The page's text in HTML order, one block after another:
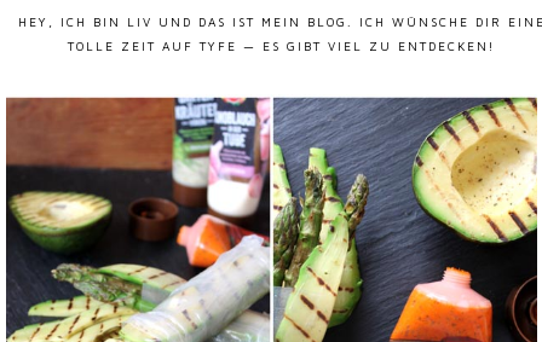
HEY, ICH BIN LIV UND DAS IST MEIN BLOG. ICH WÜNSCHE DIR
TOLLE ZEIT AUF TYFE — ES GIBT VIEL ZU ENTDECKEN!